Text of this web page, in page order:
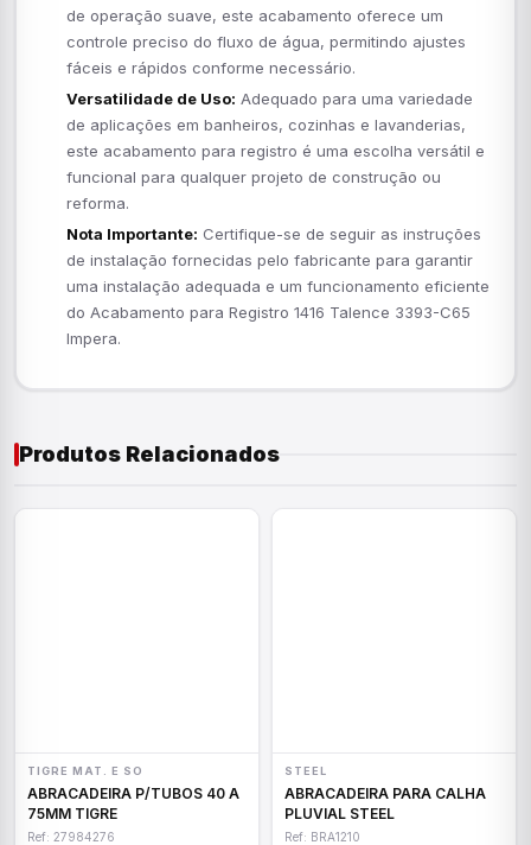
de operação suave, este acabamento oferece um
controle preciso do fluxo de água, permitindo ajustes
fáceis e rápidos conforme necessário.
Versatilidade de Uso: Adequado para uma variedade
de aplicações em banheiros, cozinhas e lavanderias,
este acabamento para registro é uma escolha versátil e
funcional para qualquer projeto de construção ou
reforma.
Nota Importante: Certifique-se de seguir as instruções
de instalação fornecidas pelo fabricante para garantir
uma instalação adequada e um funcionamento eficiente
do Acabamento para Registro 1416 Talence 3393-C65
Impera.
Produtos Relacionados
TIGRE MAT. E SO
ABRACADEIRA P/TUBOS 40 A
75MM TIGRE
Ref: 27984276
STEEL
ABRACADEIRA PARA CALHA
PLUVIAL STEEL
Ref: BRA1210